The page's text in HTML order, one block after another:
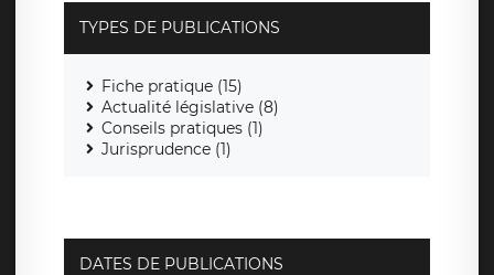
TYPES DE PUBLICATIONS
Fiche pratique (15)
Actualité législative (8)
Conseils pratiques (1)
Jurisprudence (1)
DATES DE PUBLICATIONS